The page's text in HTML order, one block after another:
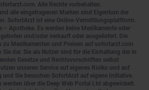
. Alle Rechte vorbehalten.
alle eingetragenen Marken sind Eigentum der
SofortArzt ist eine Online-Vermittlungsplattform.
– Apotheke. Es werden keine Medikamente oder
und/oder verkauft oder ausgeliefert. Die
zu Medikamenten und Preisen auf sofortarzt.com
dar. Sie als Nutzer sind für die Einhaltung der in
Gesetze und Rechtsvorschriften selbst
unseren Service auf eigenes Risiko und auf
und Sie besuchen SofortArzt auf eigene Initiative.
werden über die Deep Web Portal Ltd abgewickelt.